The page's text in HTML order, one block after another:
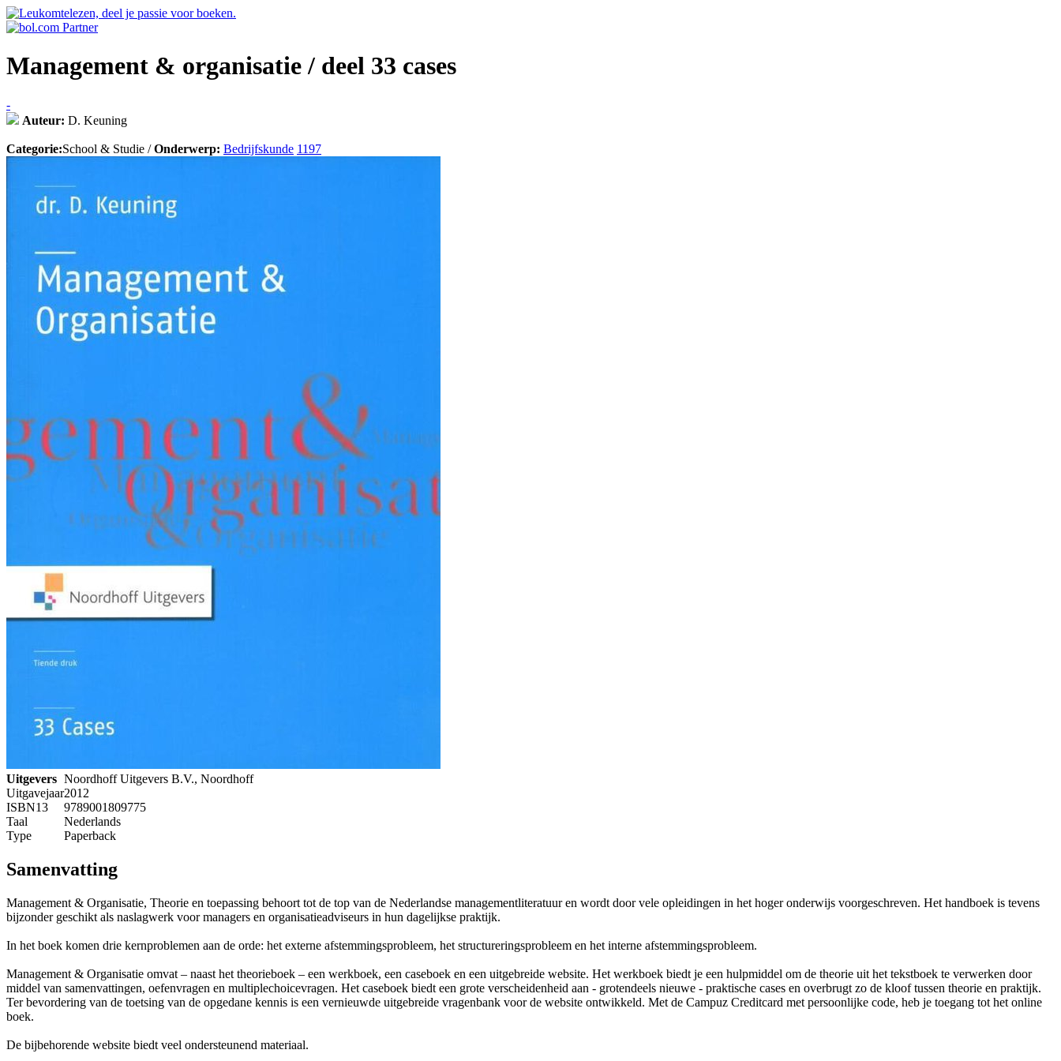
Management & organisatie / deel 33 cases
-
Auteur: D. Keuning
Categorie:School & Studie /Onderwerp: Bedrijfskunde 1197
Uitgevers Noordhoff Uitgevers B.V., Noordhoff
Uitgavejaar2012
ISBN13
9789001809775
Taal
Nederlands
Type
Paperback
Samenvatting
Management & Organisatie, Theorie en toepassing behoort tot de top van de Nederlandse managementliteratuur en wordt door vele opleidingen in het hoger onderwijs voorgeschreven. Het handboek is tevens
bijzonder geschikt als naslagwerk voor managers en organisatieadviseurs in hun dagelijkse praktijk.
In het boek komen drie kernproblemen aan de orde: het externe afstemmingsprobleem, het structureringsprobleem en het interne afstemmingsprobleem.
Management & Organisatie omvat – naast het theorieboek – een werkboek, een caseboek en een uitgebreide website. Het werkboek biedt je een hulpmiddel om de theorie uit het tekstboek te verwerken door
middel van samenvattingen, oefenvragen en multiplechoicevragen. Het caseboek biedt een grote verscheidenheid aan - grotendeels nieuwe - praktische cases en overbrugt zo de kloof tussen theorie en praktijk.
Ter bevordering van de toetsing van de opgedane kennis is een vernieuwde uitgebreide vragenbank voor de website ontwikkeld. Met de Campuz Creditcard met persoonlijke code, heb je toegang tot het online
boek.
De bijbehorende website biedt veel ondersteunend materiaal.